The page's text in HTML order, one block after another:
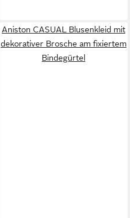
Aniston CASUAL Blusenkleid mit
dekorativer Brosche am fixiertem
Bindegürtel